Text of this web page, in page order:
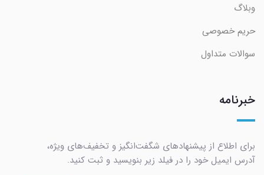
وبلاگ
حریم خصوصی
سوالات متداول
خبرنامه
برای اطلاع از پیشنهادهای شگفت‌انگیز و تخفیف‌های ویژه،
آدرس ایمیل خود را در فیلد زیر بنویسید و ثبت کنید.